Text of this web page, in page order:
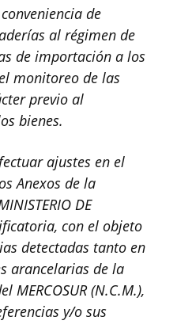
de
al régimen de
de importación a los
monitoreo de las
previo al
bienes.
ajustes en el
Anexos de la
DE
con el objeto
detectadas tanto en
arancelarias de la
MERCOSUR (N.C.M.),
y/o sus